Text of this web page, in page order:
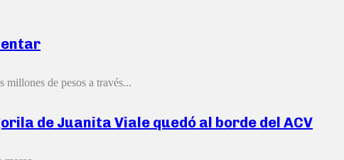
de pesos a través...
de Juanita Viale quedó al borde del ACV